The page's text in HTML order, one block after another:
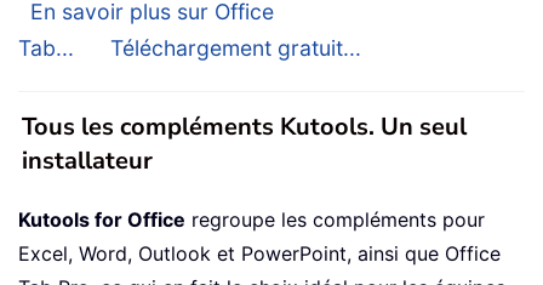
En savoir plus sur Office
Tab...
Téléchargement gratuit...
Tous les compléments Kutools. Un seul
installateur
Kutools for Office regroupe les compléments pour
Excel, Word, Outlook et PowerPoint, ainsi que Office